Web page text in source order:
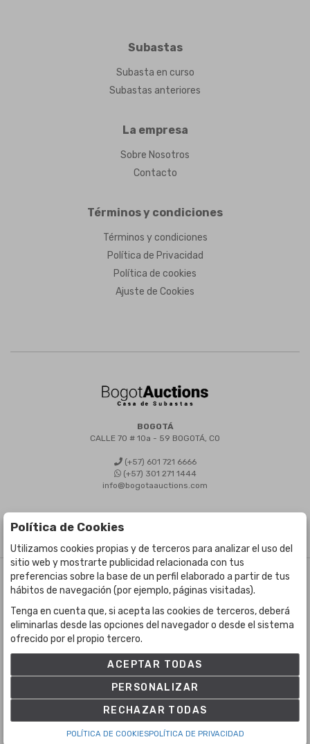
Subastas
Subasta en curso
Subastas anteriores
La empresa
Sobre Nosotros
Contacto
Términos y condiciones
Términos y condiciones
Política de Privacidad
Política de cookies
Ajuste de Cookies
BOGOTÁ
CALLE 70 # 10a - 59 BOGOTÁ, CO
(+57) 601 721 6666
(+57) 301 271 1444
info@bogotaauctions.com
©Bogota Auctions- Todos los derechos reservados
Desarrollado por Labelgrup Networks.
Política de Cookies
Utilizamos cookies propias y de terceros para analizar el uso del
sitio web y mostrarte publicidad relacionada con tus
preferencias sobre la base de un perfil elaborado a partir de tus
hábitos de navegación (por ejemplo, páginas visitadas).
Tenga en cuenta que, si acepta las cookies de terceros, deberá
eliminarlas desde las opciones del navegador o desde el sistema
ofrecido por el propio tercero.
ACEPTAR TODAS
PERSONALIZAR
RECHAZAR TODAS
POLÍTICA DE COOKIESPOLÍTICA DE PRIVACIDAD